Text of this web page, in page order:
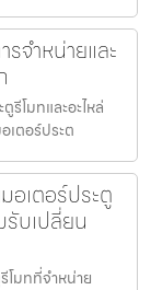
จำหน่ายและ
โมทและอะไหล่
ตอร์ประต
อเตอร์ประตู
บเปลี่ยน
โมทที่จำหน่าย